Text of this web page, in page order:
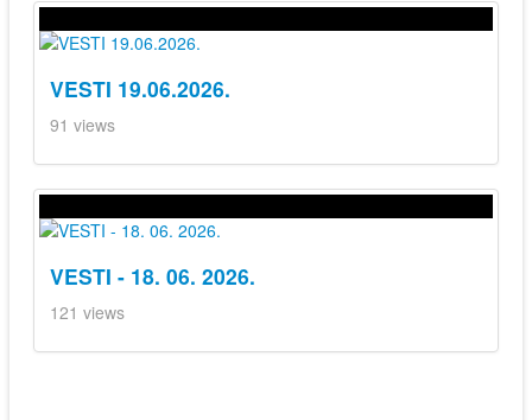
VESTI 19.06.2026.
91 views
VESTI - 18. 06. 2026.
121 views